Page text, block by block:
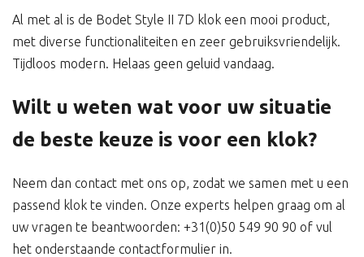
Al met al is de Bodet Style II 7D klok een mooi product,
met diverse functionaliteiten en zeer gebruiksvriendelijk.
Tijdloos modern. Helaas geen geluid vandaag.
Wilt u weten wat voor uw situatie
de beste keuze is voor een klok?
Neem dan contact met ons op, zodat we samen met u een
passend klok te vinden. Onze experts helpen graag om al
uw vragen te beantwoorden: +31(0)50 549 90 90 of vul
het onderstaande contactformulier in.